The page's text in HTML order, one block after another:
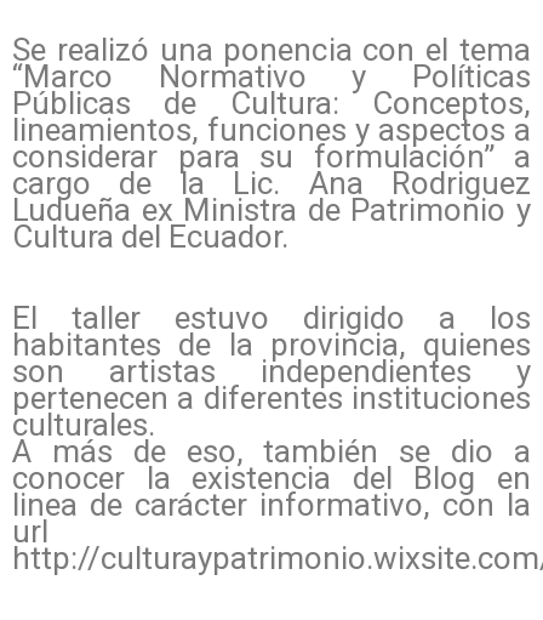
Se realizó una ponencia con el tema
“Marco Normativo y Políticas
Públicas de Cultura: Conceptos,
lineamientos, funciones y aspectos a
considerar para su formulación” a
cargo de la Lic. Ana Rodriguez
Ludueña ex Ministra de Patrimonio y
Cultura del Ecuador.
El taller estuvo dirigido a los
habitantes de la provincia, quienes
son artistas independientes y
pertenecen a diferentes instituciones
culturales.
A más de eso, también se dio a
conocer la existencia del Blog en
linea de carácter informativo, con la
url
http://